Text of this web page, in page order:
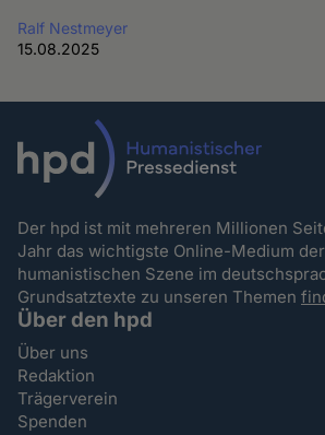
Ralf Nestmeyer
15.08.2025
Der hpd ist mit mehreren Millionen
Jahr das wichtigste Online-Medium
humanistischen Szene im
Grundsatztexte zu unseren Themen
Über den hpd
Über uns
Redaktion
Trägerverein
Spenden